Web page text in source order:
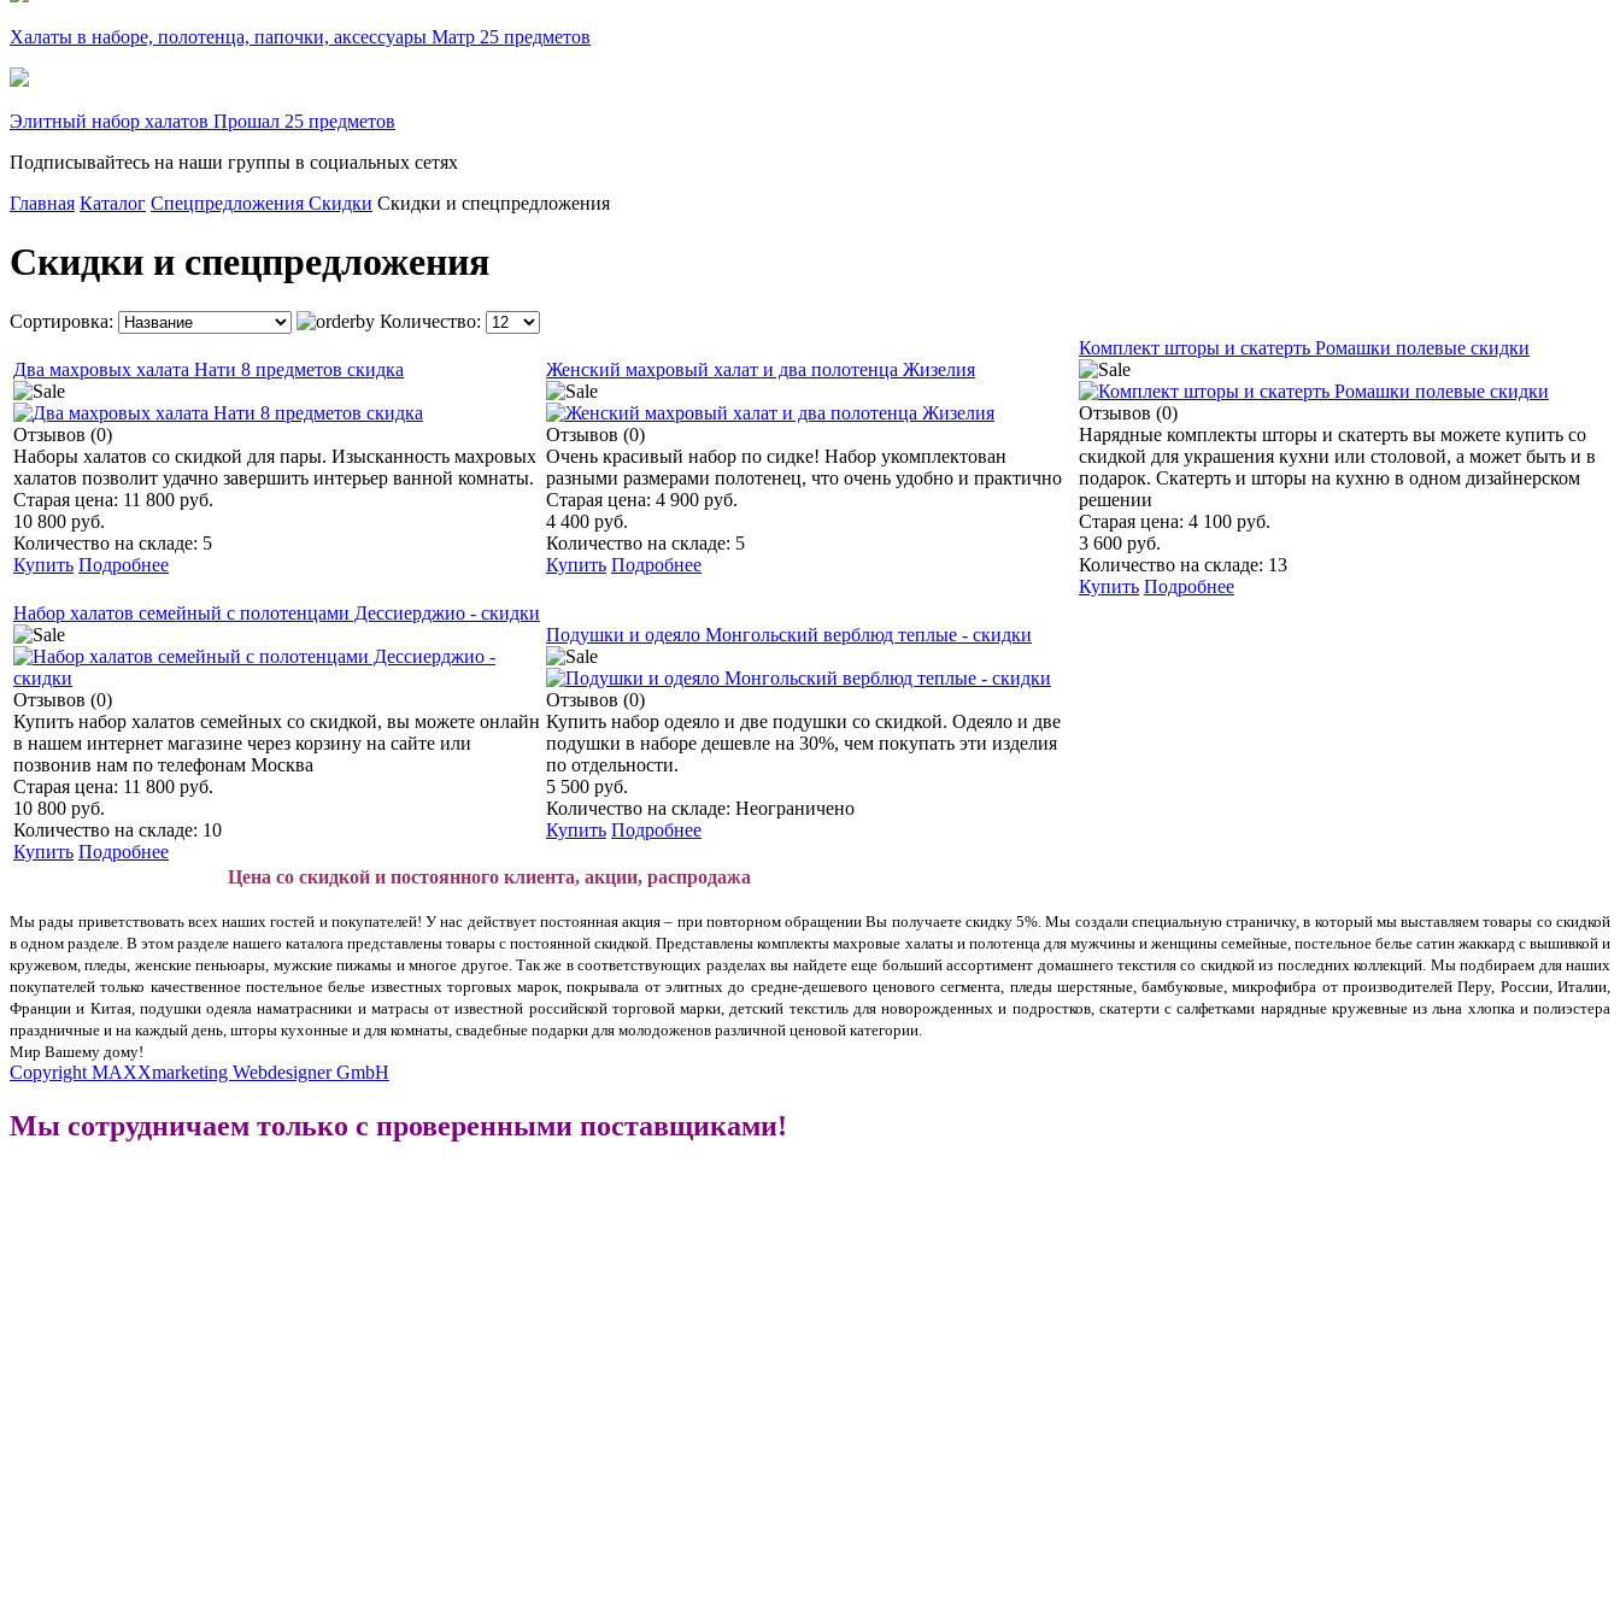
Халаты в наборе, полотенца, папочки, аксессуары Матр 25 предметов
Элитный набор халатов Прошал 25 предметов
Подписывайтесь на наши группы в социальных сетях
Главная Каталог Спецпредложения Скидки Скидки и спецпредложения
Скидки и спецпредложения
Сортировка: Количество:
Два махровых халата Нати 8 предметов скидка
Отзывов (0)
Наборы халатов со скидкой для пары. Изысканность махровых
халатов позволит удачно завершить интерьер ванной комнаты.
Старая цена: 11 800 руб.
10 800 руб.
Количество на складе: 5
Купить Подробнее
Женский махровый халат и два полотенца Жизелия
Отзывов (0)
Очень красивый набор по сидке! Набор укомплектован
разными размерами полотенец, что очень удобно и практично
Старая цена: 4 900 руб.
4 400 руб.
Количество на складе: 5
Купить Подробнее
Комплект шторы и скатерть Ромашки полевые скидки
Отзывов (0)
Нарядные комплекты шторы и скатерть вы можете купить со
скидкой для украшения кухни или столовой, а может быть и в
подарок. Скатерть и шторы на кухню в одном дизайнерском
решении
Старая цена: 4 100 руб.
3 600 руб.
Количество на складе: 13
Купить Подробнее
Набор халатов семейный с полотенцами Дессиерджио - скидки
Отзывов (0)
Купить набор халатов семейных со скидкой, вы можете онлайн
в нашем интернет магазине через корзину на сайте или
позвонив нам по телефонам Москва
Старая цена: 11 800 руб.
10 800 руб.
Количество на складе: 10
Купить Подробнее
Подушки и одеяло Монгольский верблюд теплые - скидки
Отзывов (0)
Купить набор одеяло и две подушки со скидкой. Одеяло и две
подушки в наборе дешевле на 30%, чем покупать эти изделия
по отдельности.
5 500 руб.
Количество на складе: Неограничено
Купить Подробнее
Цена со скидкой и постоянного клиента, акции, распродажа
Мы рады приветствовать всех наших гостей и покупателей! У нас действует постоянная акция – при повторном обращении Вы получаете скидку 5%. Мы создали специальную страничку, в который мы выставляем товары со скидкой
в одном разделе. В этом разделе нашего каталога представлены товары с постоянной скидкой. Представлены комплекты махровые халаты и полотенца для мужчины и женщины семейные, постельное белье сатин жаккард с вышивкой и
кружевом, пледы, женские пеньюары, мужские пижамы и многое другое. Так же в соответствующих разделах вы найдете еще больший ассортимент домашнего текстиля со скидкой из последних коллекций. Мы подбираем для наших
покупателей только качественное постельное белье известных торговых марок, покрывала от элитных до средне-дешевого ценового сегмента, пледы шерстяные, бамбуковые, микрофибра от производителей Перу, России, Италии,
Франции и Китая, подушки одеяла наматрасники и матрасы от известной российской торговой марки, детский текстиль для новорожденных и подростков, скатерти с салфетками нарядные кружевные из льна хлопка и полиэстера
праздничные и на каждый день, шторы кухонные и для комнаты, свадебные подарки для молодоженов различной ценовой категории.
Мир Вашему дому!
Copyright MAXXmarketing Webdesigner GmbH
Мы сотрудничаем только с проверенными поставщиками!